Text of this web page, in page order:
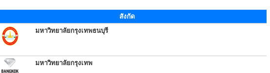
สังกัด
มหาวิทยาลัยกรุงเทพธนบุรี
มหาวิทยาลัยกรุงเทพ